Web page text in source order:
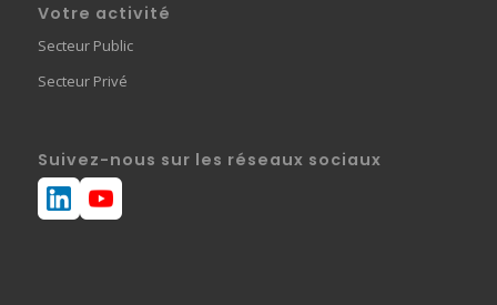
Votre activité
Secteur Public
Secteur Privé
Suivez-nous sur les réseaux sociaux